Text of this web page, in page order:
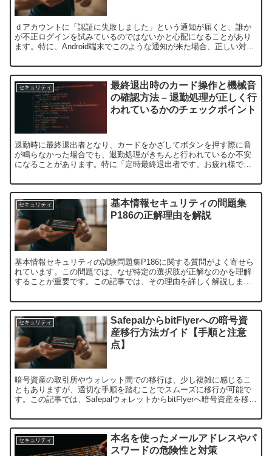
ｄアカウントに「認証に失敗しました」という通知が届くと、誰か
が不正ログインを試みているのではないかと心配になることがあり
ます。特に、Android端末でこのような通知が来た場合、正しい対処
セキュリティ
最終退出時のカード操作と機械音
の確認方法 – 退勤処理が正しく行
われているかのチェックポイント
退勤時に最終退出者となり、カードをかざしてボタンを押す際に音
が鳴らなかった場合でも、退勤処理がきちんと行われているか不安
になることがあります。特に「定時最終退出者です、お疲れ様でし
に...
セキュリティ
基本情報セキュリティの問題集
P186の正解理由を解説
基本情報セキュリティの試験問題集P186に関する質問がよく寄せら
れています。この問題では、なぜ特定の選択肢が正解なのかを理解
することが重要です。この記事では、その理由を詳しく解説しま
セキュリティ
SafepalからbitFlyerへの暗号資
産移行方法ガイド【手順と注意
点】
暗号資産の取引所やウォレット間での移行は、少し複雑に感じるこ
ともありますが、適切な手順を踏むことでスムーズに移行が可能で
す。この記事では、SafepalウォレットからbitFlyerへ暗号資産を移行
セキュリティ
本名を使ったメールアドレスやパ
スワードの危険性と対策